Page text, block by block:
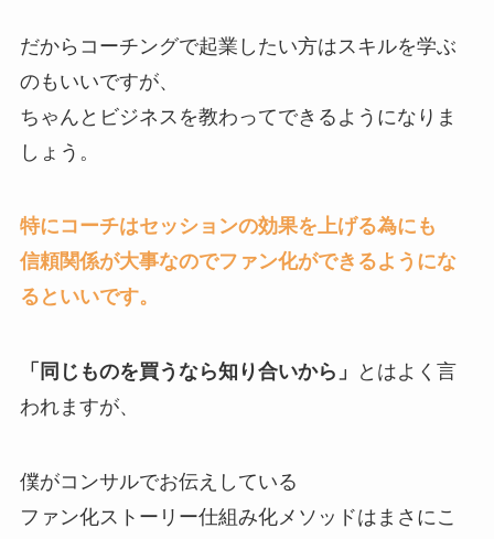
だからコーチングで起業したい方はスキルを学ぶ
のもいいですが、
ちゃんとビジネスを教わってできるようになりま
しょう。
特にコーチはセッションの効果を上げる為にも
信頼関係が大事なのでファン化ができるようにな
るといいです。
「同じものを買うなら知り合いから」
とはよく言
われますが、
僕がコンサルでお伝えしている
ファン化ストーリー仕組み化メソッドはまさにこ